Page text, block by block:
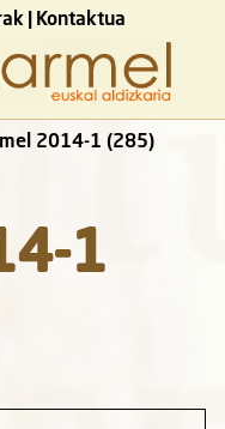
Kontaktua
2014-1 (285)
1